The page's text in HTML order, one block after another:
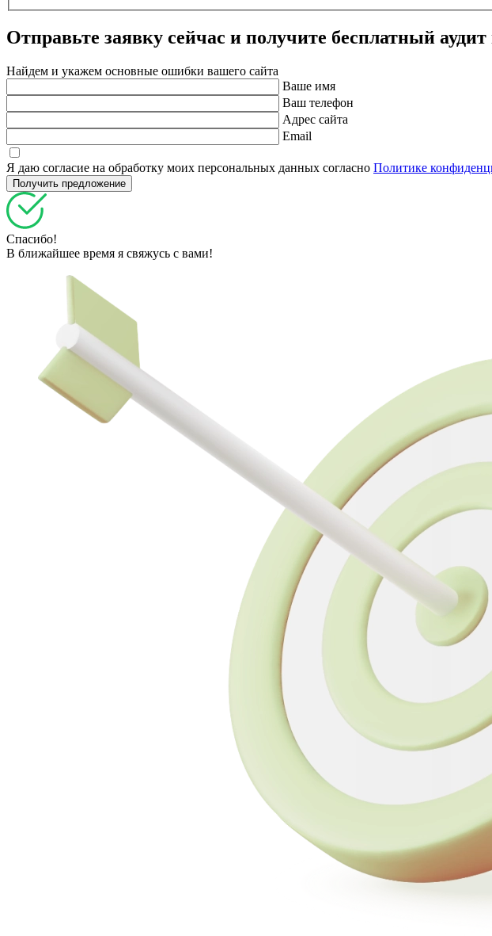
Отправьте заявку сейчас и получите бесплатный
Найдем и укажем основные ошибки вашего сайта
Ваше имя
Ваш телефон
Адрес сайта
Email
Я даю согласие на обработку моих персональных данных согласно Политике
Спасибо!
В ближайшее время я свяжусь с вами!